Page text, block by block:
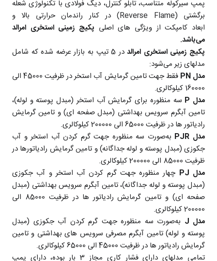
پمپ سیرکوله متناسب، تابلو کنترل، دیگ فولادی با تکنولوژی شعله
برگشتی (Reverse Flame) در کنار راندمان حرارتی بالا و
ابعاد کامپکت از ویژگی های اصلی پکیج زمینی استخری امرالد
می‌باشد.
پکیج زمینی استخری امرالد
در 5 تیپ به بازار عرضه شده که شامل
مدلهای زیر می‌شود:
مدل PN
فقط جهت تامین گرمایش آب استخر در ظرفیت 45000 الی
160000 کیلوکالری.
مدل P
سه منظوره برای گرمایش آب استخر (مبدل پوسته و لوله)،
تامین آبگرم سرویس بهداشتی (مبدل صفحه ای) و تامین گرمایش
رادیاتور ها در ظرفیت 65000 الی 200000 کیلوکالری.
مدل PJR
به‌صورت سه منظوره جهت گرم کردن آب استخر و آب
جکوزی (مبدل پوسته و لوله جداگانه) و تامین گرمایش رادیاتورها در
ظرفیت 85000 الی 200000 کیلوکالری.
مدل PJ
چهار منظوره جهت گرم کردن آب استخر و آب جکوزی
(مبدل پوسته و لوله جداگانه)، تامین آبگرم سرویس بهداشتی (مبدل
صفحه ای) و تامین گرمایش رادیاتور ها در ظرفیت 85000 الی
200000 کیلوکالری.
مدل J
به‌صورت سه منظوره جهت گرم کردن آب جکوزی (مبدل
پوسته و لوله) تامین آبگرم مصرفی سرویس های بهداشتی و تامین
گرمایش رادیاتور ها در ظرفیت 45000 الی 65000 کیلوکالری.
تمامی مدلهای دارای فشار کاری مجاز 3 بار بوده، دارای پمپ